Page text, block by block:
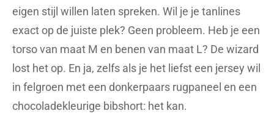
eigen stijl willen laten spreken. Wil je je tanlines
exact op de juiste plek? Geen probleem. Heb je een
torso van maat M en benen van maat L? De wizard
lost het op. En ja, zelfs als je het liefst een jersey wil
in felgroen met een donkerpaars rugpaneel en een
chocoladekleurige bibshort: het kan.